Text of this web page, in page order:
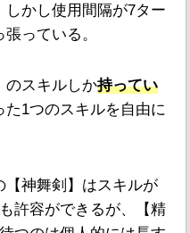
かし使用間隔が7ター
っている。
のスキルしか持ってい
た1つのスキルを自由に
【神舞剣】はスキルが
許容ができるが、【精